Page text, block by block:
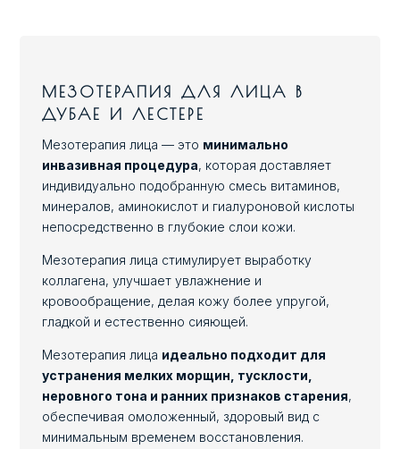
МЕЗОТЕРАПИЯ ДЛЯ ЛИЦА В
ДУБАЕ И ЛЕСТЕРЕ
Мезотерапия лица — это минимально
инвазивная процедура, которая доставляет
индивидуально подобранную смесь витаминов,
минералов, аминокислот и гиалуроновой кислоты
непосредственно в глубокие слои кожи.
Мезотерапия лица стимулирует выработку
коллагена, улучшает увлажнение и
кровообращение, делая кожу более упругой,
гладкой и естественно сияющей.
Мезотерапия лица идеально подходит для
устранения мелких морщин, тусклости,
неровного тона и ранних признаков старения,
обеспечивая омоложенный, здоровый вид с
минимальным временем восстановления.